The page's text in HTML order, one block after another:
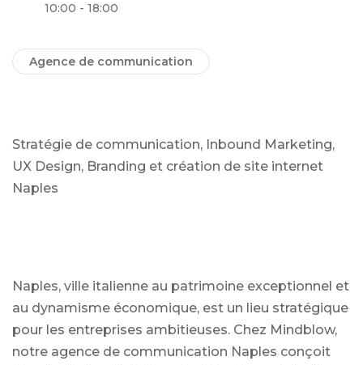
10:00 - 18:00
Agence de communication
Stratégie de communication, Inbound Marketing,
UX Design, Branding et création de site internet
Naples
Naples, ville italienne au patrimoine exceptionnel et
au dynamisme économique, est un lieu stratégique
pour les entreprises ambitieuses. Chez Mindblow,
notre agence de communication Naples conçoit